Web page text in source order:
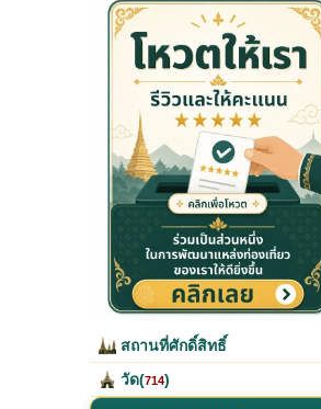
สถานที่ศักดิ์สิทธิ์
วัด(714)